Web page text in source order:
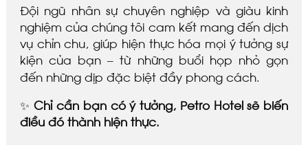
Đội ngũ nhân sự chuyên nghiệp và giàu kinh
nghiệm của chúng tôi cam kết mang đến dịch
vụ chỉn chu, giúp hiện thực hóa mọi ý tưởng sự
kiện của bạn – từ những buổi họp nhỏ gọn
đến những dịp đặc biệt đầy phong cách.
✨Chỉ cần bạn có ý tưởng, Petro Hotel sẽ biến
điều đó thành hiện thực.